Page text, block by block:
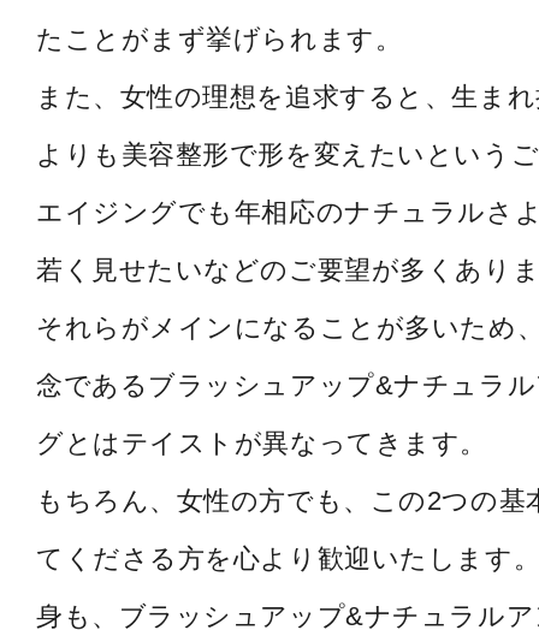
たことがまず挙げられます。
また、女性の理想を追求すると、生ま
よりも美容整形で形を変えたいという
エイジングでも年相応のナチュラルさ
若く見せたいなどのご要望が多くあり
それらがメインになることが多いため
念であるブラッシュアップ&ナチュラ
グとはテイストが異なってきます。
もちろん、女性の方でも、この2つの基
てくださる方を心より歓迎いたします
身も、ブラッシュアップ&ナチュラル